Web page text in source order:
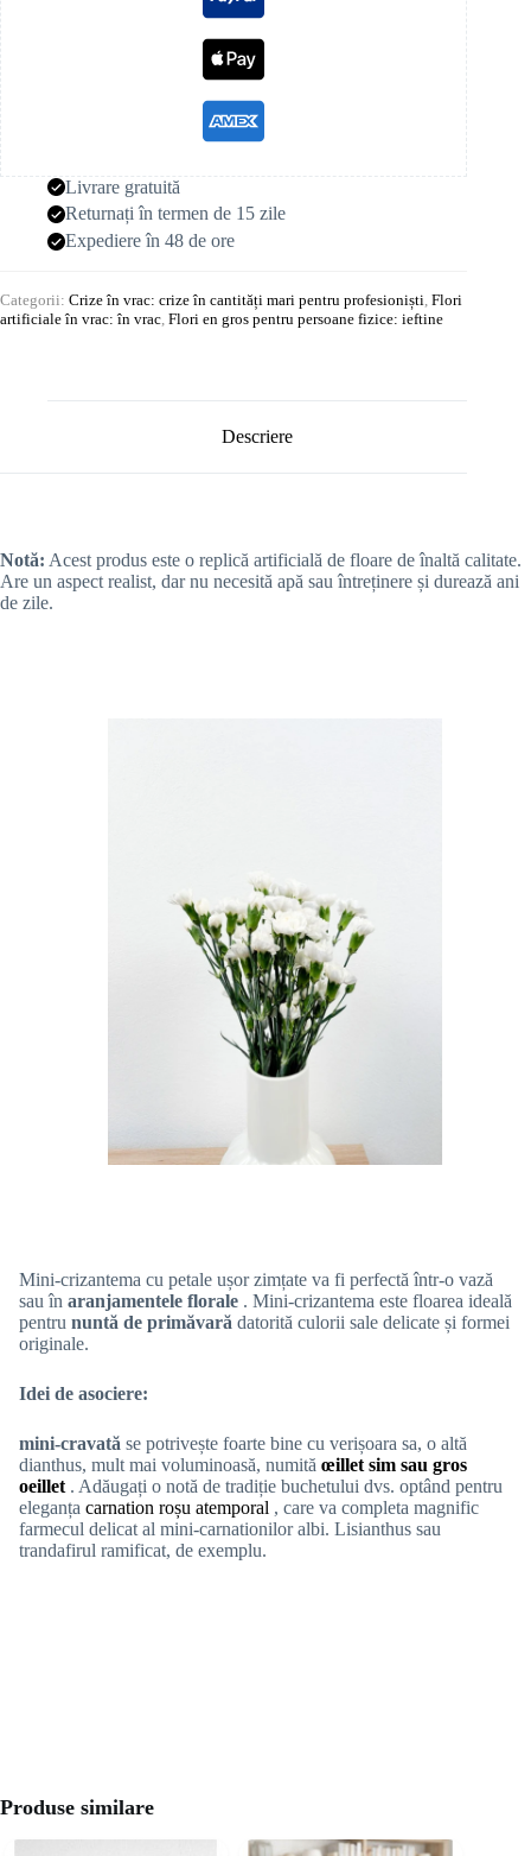
Livrare gratuită
Returnați în termen de 15 zile
Expediere în 48 de ore
Categorii: Crize în vrac: crize în cantități mari pentru profesioniști, Flori
artificiale în vrac: în vrac, Flori en gros pentru persoane fizice: ieftine
Descriere
Notă: Acest produs este o replică artificială de floare de înaltă calitate.
Are un aspect realist, dar nu necesită apă sau întreținere și durează ani
de zile.
Mini-crizantema cu petale ușor zimțate va fi perfectă într-o vază
sau în aranjamentele florale . Mini-crizantema este floarea ideală
pentru nuntă de primăvară datorită culorii sale delicate și formei
originale.
Idei de asociere:
mini-cravată se potrivește foarte bine cu verișoara sa, o altă
dianthus, mult mai voluminoasă, numită œillet sim sau gros
oeillet . Adăugați o notă de tradiție buchetului dvs. optând pentru
eleganța carnation roșu atemporal , care va completa magnific
farmecul delicat al mini-carnationilor albi. Lisianthus sau
trandafirul ramificat, de exemplu.
Produse similare